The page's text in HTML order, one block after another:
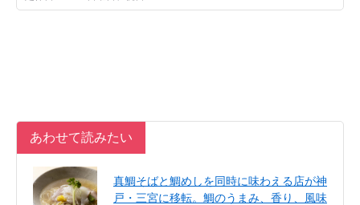
あわせて読みたい
真鯛そばと鯛めしを同時に味わえる店が神
戸・三宮に移転。鯛のうまみ、香り、風味